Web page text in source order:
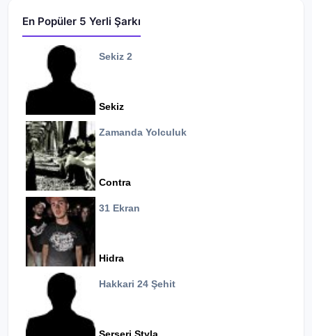
En Popüler 5 Yerli Şarkı
Sekiz 2
Sekiz
Zamanda Yolculuk
Contra
31 Ekran
Hidra
Hakkari 24 Şehit